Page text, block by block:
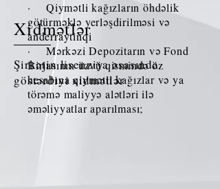
· Qiymətli kağızların öhdəlik
götürməklə yerləşdirilməsi və
anderraytinqi
· Mərkəzi Depozitarın və Fond
Birjasının üzvü qismində öz
hesabına qiymətli kağızlar və ya
törəmə maliyyə alətləri ilə
əməliyyatlar aparılması;
Xidmətlər
Şirkətin lisenziya əsasında
göstərdiyi xidmətlər